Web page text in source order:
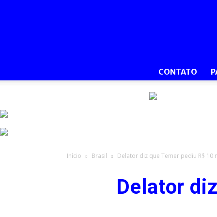
CONTATO
Início Brasil Delator diz que Temer pediu R$ 10
Delator